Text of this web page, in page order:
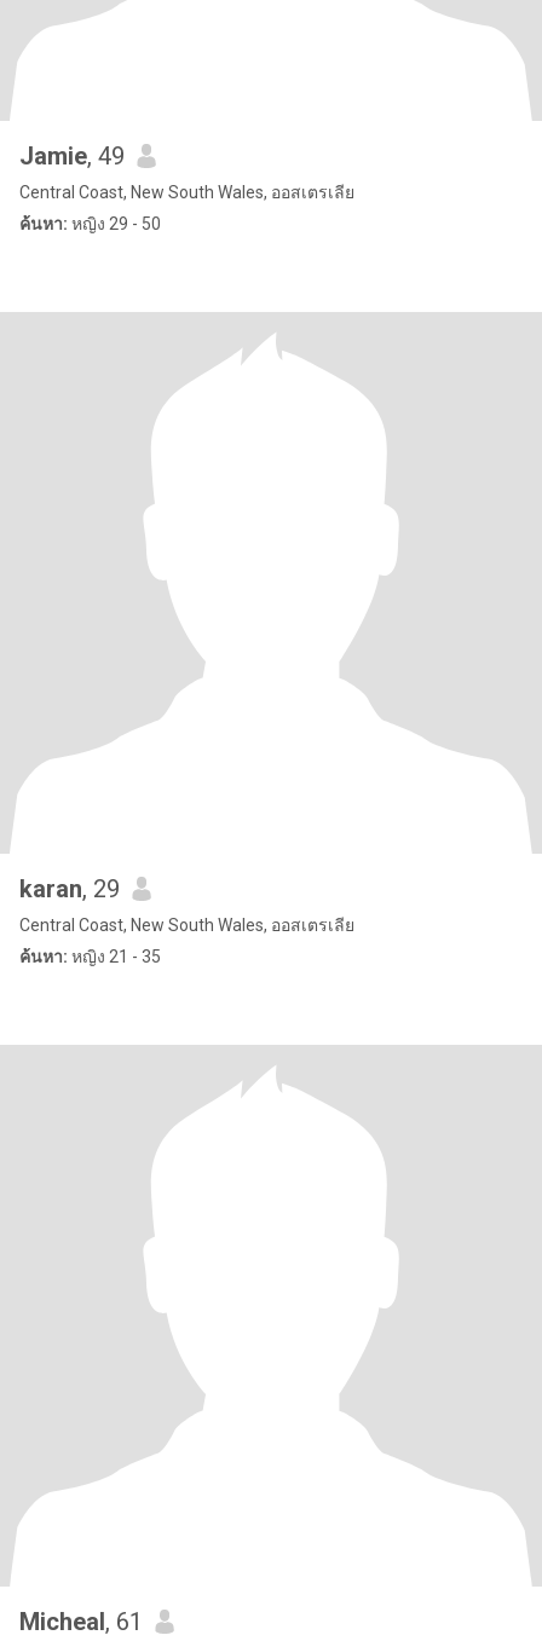
Jamie, 49
Central Coast, New South Wales, ออสเตรเลีย
ค้นหา: หญิง 29 - 50
karan, 29
Central Coast, New South Wales, ออสเตรเลีย
ค้นหา: หญิง 21 - 35
Micheal, 61